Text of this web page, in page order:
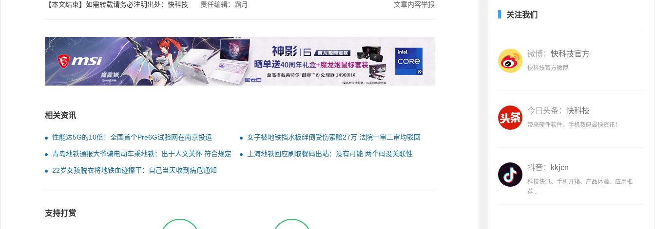
【本文结束】如需转载请务必注明出处：快科技 责任编辑：霜月 文章内容举报
相关资讯
性能达5G的10倍！全国首个Pre6G试验网在南京投运 女子被地铁挡水板绊倒受伤索赔27万 法院一审二审均驳回
青岛地铁通报大爷骑电动车乘地铁：出于人文关怀 符合规定 上海地铁回应刷取餐码出站：没有可能 两个码没关联性
22岁女孩脱衣将地铁血迹擦干：自己当天收到病危通知
支持打赏
关注我们
微博： 快科技官方
快科技官方微博
今日头条： 快科技
带来硬件软件、手机数码最快资讯！
抖音： kkjcn
科技快讯、手机开箱、产品体验、应用推
荐...